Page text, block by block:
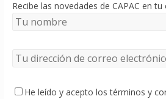
Recibe las novedades de CAPAC en tu
He leído y acepto los términos y